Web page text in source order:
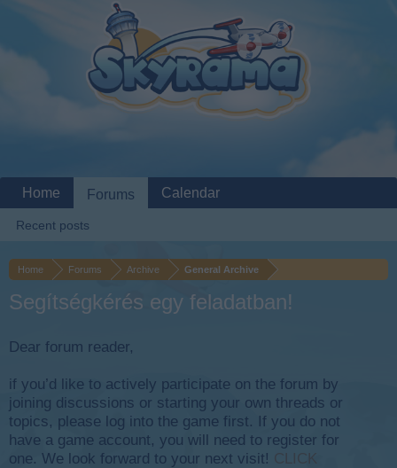
Home Forums Archive General Archive
Segítségkérés egy feladatban!
Dear forum reader,
if you’d like to actively participate on the forum by
joining discussions or starting your own threads or
topics, please log into the game first. If you do not
have a game account, you will need to register for
one. We look forward to your next visit! CLICK
Home Forums
Recent posts
Calendar